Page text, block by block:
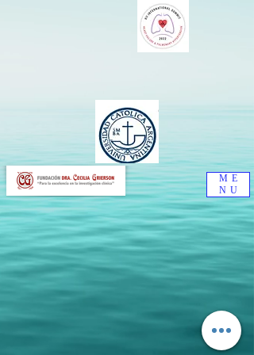
ME
NU